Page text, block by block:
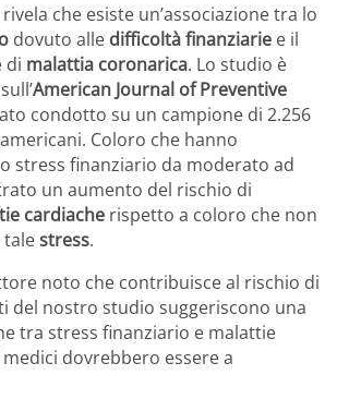
che esiste un’associazione tra lo
dovuto alle difficoltà finanziarie e il
di malattia coronarica. Lo studio è
American Journal of Preventive
condotto su un campione di 2.256
Coloro che hanno
stress finanziario da moderato ad
un aumento del rischio di
cardiache rispetto a coloro che non
talestress.
noto che contribuisce al rischio di
del nostro studio suggeriscono una
tra stress finanziario e malattie
dovrebbero essere a